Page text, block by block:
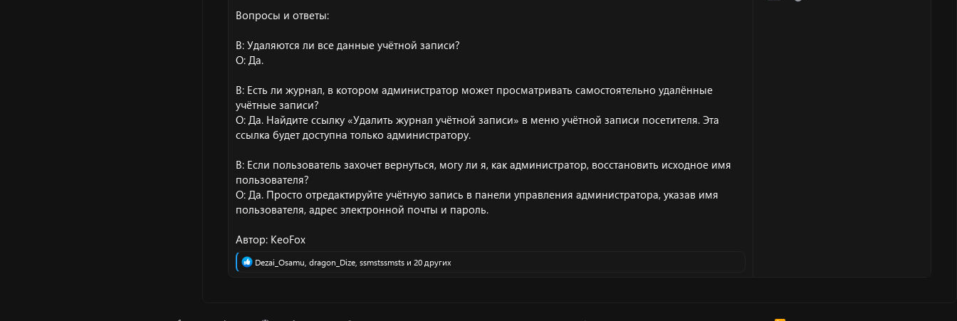
Вопросы и ответы:
В: Удаляются ли все данные учётной записи?
О: Да.
В: Есть ли журнал, в котором администратор может просматривать самостоятельно удалённые
учётные записи?
О: Да. Найдите ссылку «Удалить журнал учётной записи» в меню учётной записи посетителя. Эта
ссылка будет доступна только администратору.
В: Если пользователь захочет вернуться, могу ли я, как администратор, восстановить исходное имя
пользователя?
О: Да. Просто отредактируйте учётную запись в панели управления администратора, указав имя
пользователя, адрес электронной почты и пароль.
Автор: KeoFox
Р
Dezai_Osamu, dragon_Dize, ssmstssmsts и 20 других